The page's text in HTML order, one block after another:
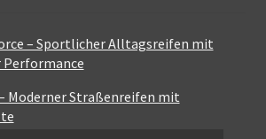
– Sportlicher Alltagsreifen mit
Performance
– Moderner Straßenreifen mit